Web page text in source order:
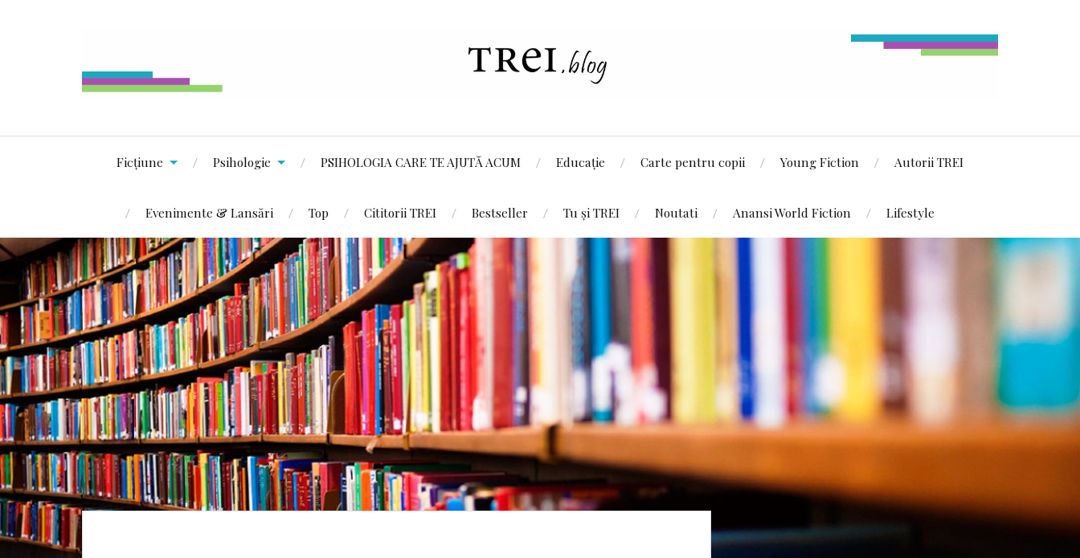
Ficțiune Psihologie PSIHOLOGIA CARE TE AJUTĂ ACUM Educație Carte pentru copii Young Fiction Autorii TREI
Evenimente & Lansări Top Cititorii TREI Bestseller Tu și TREI Noutati Anansi World Fiction Lifestyle